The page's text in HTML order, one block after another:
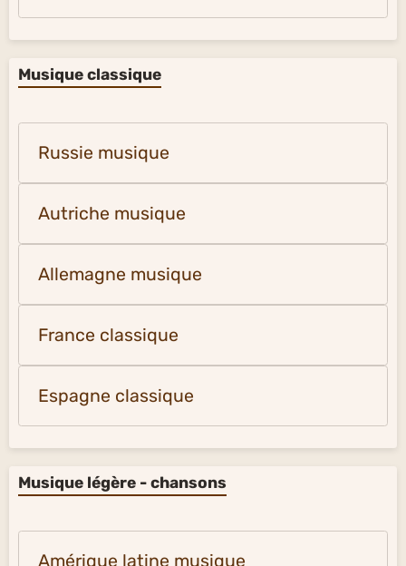
Musique classique
Russie musique
Autriche musique
Allemagne musique
France classique
Espagne classique
Musique légère - chansons
Amérique latine musique